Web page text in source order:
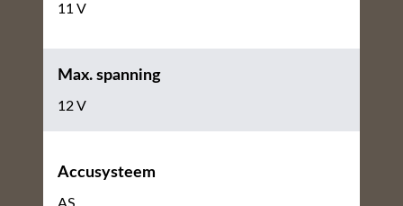
11 V
Max. spanning
12 V
Accusysteem